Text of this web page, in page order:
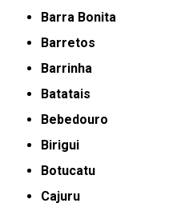
Barra Bonita
Barretos
Barrinha
Batatais
Bebedouro
Birigui
Botucatu
Cajuru